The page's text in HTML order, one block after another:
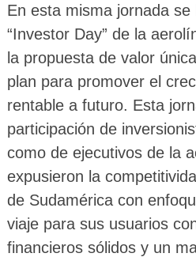
En esta misma jornada
“Investor Day” de la
la propuesta de valor
plan para promover el
rentable a futuro. Esta
participación de
como de ejecutivos de la
expusieron la
de Sudamérica con
viaje para sus usuarios
financieros sólidos y un